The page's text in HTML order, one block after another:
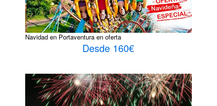
Navidad en Portaventura en oferta
Desde 160€